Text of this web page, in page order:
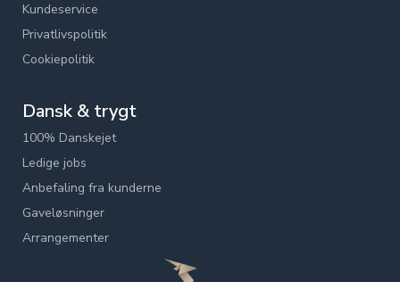
Kundeservice
Privatlivspolitik
Cookiepolitik
Dansk & trygt
100% Danskejet
Ledige jobs
Anbefaling fra kunderne
Gaveløsninger
Arrangementer